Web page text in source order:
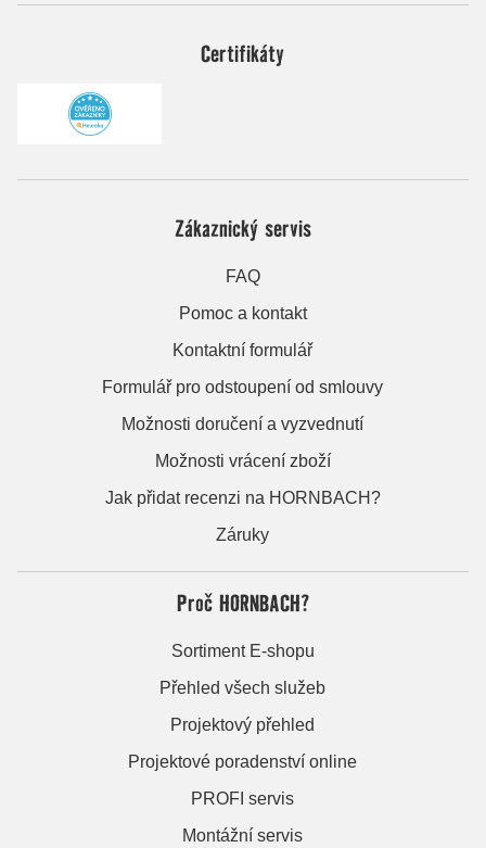
Certifikáty
Zákaznický servis
FAQ
Pomoc a kontakt
Kontaktní formulář
Formulář pro odstoupení od smlouvy
Možnosti doručení a vyzvednutí
Možnosti vrácení zboží
Jak přidat recenzi na HORNBACH?
Záruky
Proč HORNBACH?
Sortiment E-shopu
Přehled všech služeb
Projektový přehled
Projektové poradenství online
PROFI servis
Montážní servis